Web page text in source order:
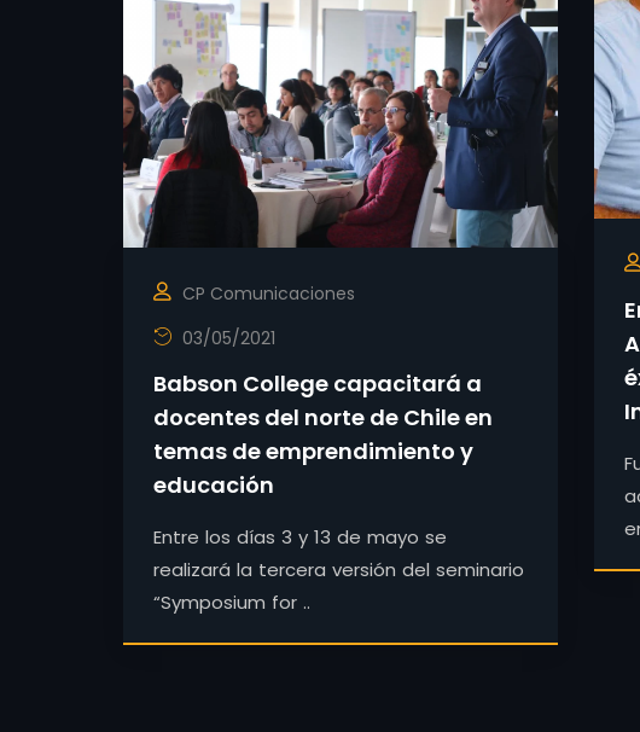
CP Comunicaciones
03/05/2021
Babson College capacitará a
docentes del norte de Chile en
temas de emprendimiento y
educación
Entre los días 3 y 13 de mayo se
realizará la tercera versión del seminario
“Symposium for ..